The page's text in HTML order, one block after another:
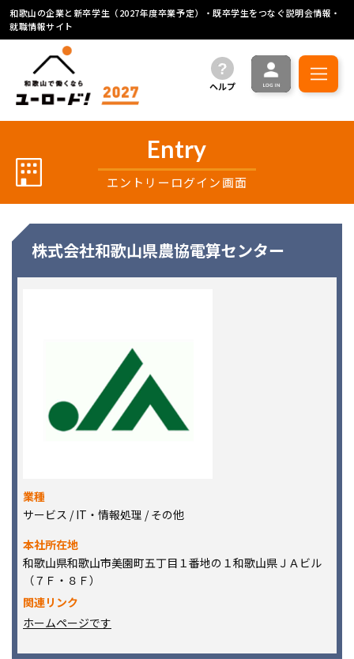
和歌山の企業と新卒学生（2027年度卒業予定）・既卒学生をつなぐ説明会情報・
就職情報サイト
ヘルプ
Entry
エントリーログイン画面
株式会社和歌山県農協電算センター
業種
サービス / IT・情報処理 / その他
本社所在地
和歌山県和歌山市美園町五丁目１番地の１和歌山県ＪＡビル
（７Ｆ・８Ｆ）
関連リンク
ホームページです